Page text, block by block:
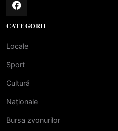
CATEGORII
Locale
Sport
Cultură
Naționale
Bursa zvonurilor